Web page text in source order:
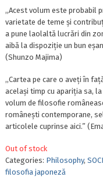
,,Acest volum este probabil
varietate de teme și
a pune laolaltă lucrări din
aibă la dispoziție un bun
(Shunzo Majima)
,,Cartea pe care o aveți în
același timp cu apariția sa,
volum de filosofie
românești contemporane,
articolele cuprinse aici.”
Out of stock
Categories: Philosophy,
filosofia japoneză